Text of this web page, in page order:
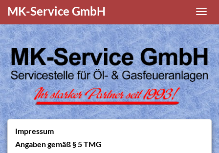
MK-Service GmbH
Impressum
Angaben gemäß § 5 TMG